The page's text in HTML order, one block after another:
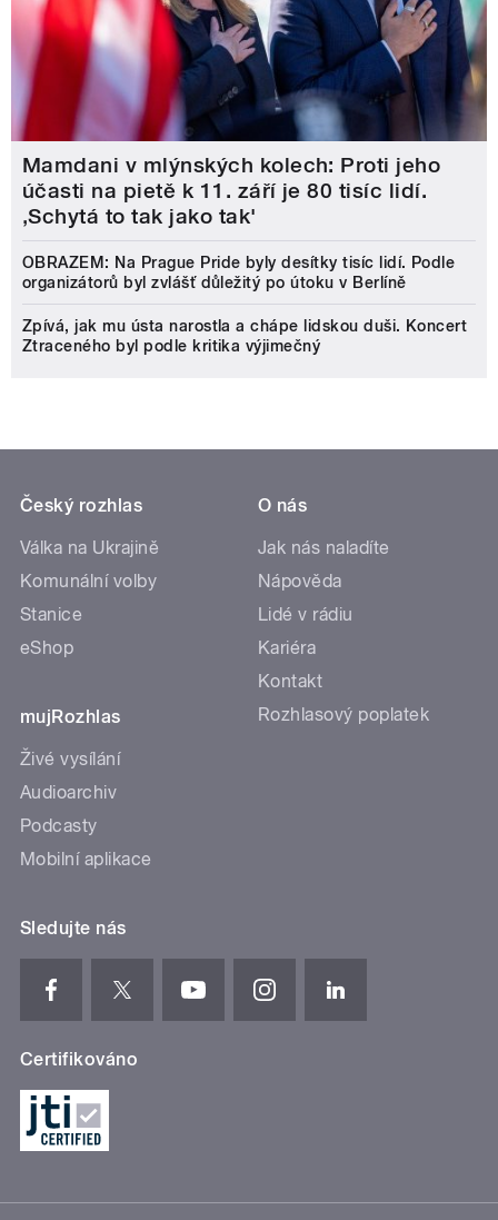
Mamdani v mlýnských kolech: Proti jeho
účasti na pietě k 11. září je 80 tisíc lidí.
‚Schytá to tak jako tak'
OBRAZEM: Na Prague Pride byly desítky tisíc lidí. Podle
organizátorů byl zvlášť důležitý po útoku v Berlíně
Zpívá, jak mu ústa narostla a chápe lidskou duši. Koncert
Ztraceného byl podle kritika výjimečný
Český rozhlas
Válka na Ukrajině
Komunální volby
Stanice
eShop
mujRozhlas
Živé vysílání
Audioarchiv
Podcasty
Mobilní aplikace
O nás
Jak nás naladíte
Nápověda
Lidé v rádiu
Kariéra
Kontakt
Rozhlasový poplatek
Sledujte nás
Certifikováno